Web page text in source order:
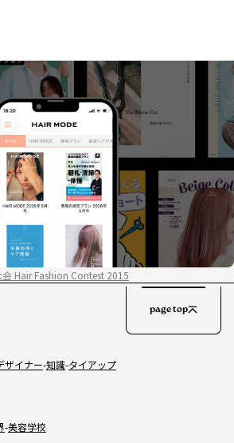
Hair Fashion Contest 2015
ザイナー 知識 タイアップ
美容学校
page top